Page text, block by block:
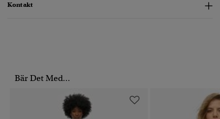
Kontakt
Bär Det Med...